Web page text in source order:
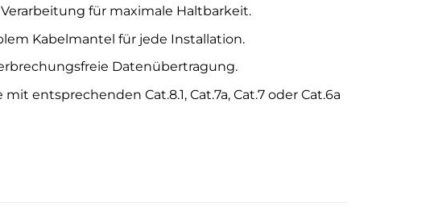
für maximale Haltbarkeit.
Kabelmantel für jede Installation.
Datenübertragung.
entsprechenden Cat.8.1, Cat.7a, Cat.7 oder Cat.6a